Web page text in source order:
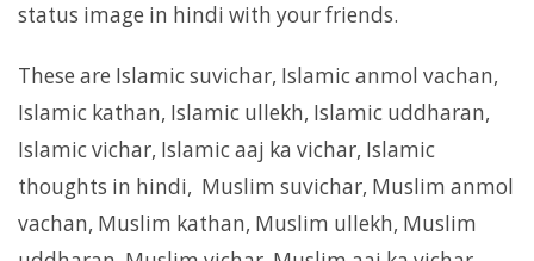
status image in hindi with your friends.
These are Islamic suvichar, Islamic anmol vachan,
Islamic kathan, Islamic ullekh, Islamic uddharan,
Islamic vichar, Islamic aaj ka vichar, Islamic
thoughts in hindi, Muslim suvichar, Muslim anmol
vachan, Muslim kathan, Muslim ullekh, Muslim